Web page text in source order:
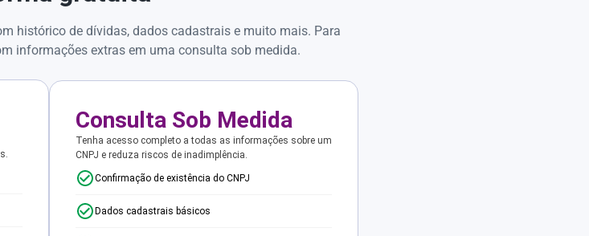
histórico de dívidas, dados cadastrais e muito mais. Para
informações extras em uma consulta sob medida.
Consulta Sob Medida
Tenha acesso completo a todas as informações sobre um
CNPJ e reduza riscos de inadimplência.
Confirmação de existência do CNPJ
Dados cadastrais básicos